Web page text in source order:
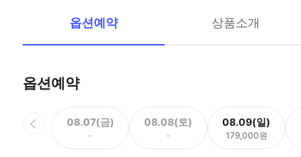
옵션예약 상품소개
옵션예약
08.07(금)
-
08.08(토)
-
08.09(일)
179,000원